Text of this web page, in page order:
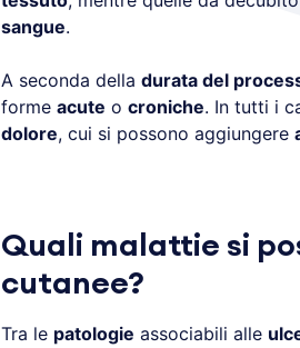
sangue.
A seconda della durata del
forme acute o croniche. In tutti i
dolore, cui si possono aggiungere
Quali malattie si
cutanee?
Tra le patologie associabili alle